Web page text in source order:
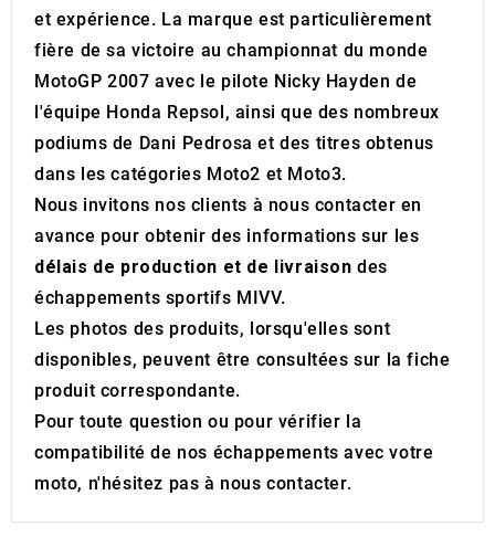
et expérience. La marque est particulièrement
fière de sa victoire au championnat du monde
MotoGP 2007 avec le pilote Nicky Hayden de
l'équipe Honda Repsol, ainsi que des nombreux
podiums de Dani Pedrosa et des titres obtenus
dans les catégories Moto2 et Moto3.
Nous invitons nos clients à nous contacter en
avance pour obtenir des informations sur les
délais de production et de livraison des
échappements sportifs MIVV.
Les photos des produits, lorsqu'elles sont
disponibles, peuvent être consultées sur la fiche
produit correspondante.
Pour toute question ou pour vérifier la
compatibilité de nos échappements avec votre
moto, n'hésitez pas à nous contacter.